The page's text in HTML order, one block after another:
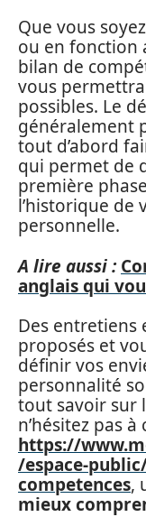
Que vous
ou en fonction
bilan de
vous
possibles. Le
généralement
tout d’abord
qui permet de
première
l’historique de
personnelle.
A lire aussi :
anglais qui
Des entretiens
proposés et
définir vos
personnalité
tout savoir sur
n’hésitez pas
https://
/espace-
competences,
mieux